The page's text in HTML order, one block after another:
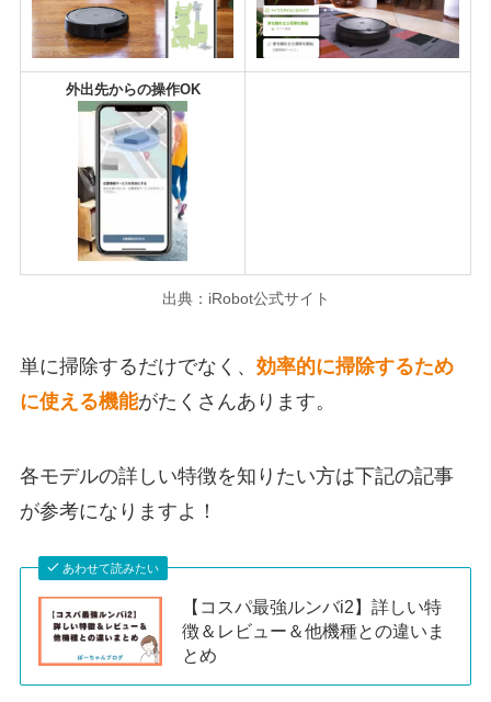
外出先からの操作OK
出典：iRobot公式サイト
単に掃除するだけでなく、 効率的に掃除するため
に使える機能がたくさんあります。
各モデルの詳しい特徴を知りたい方は下記の記事
が参考になりますよ！
あわせて読みたい
【コスパ最強ルンバi2】詳しい特
徴＆レビュー＆他機種との違いま
とめ